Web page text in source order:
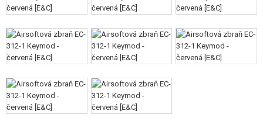
SERVIS A ÚDRŽBA ZBRANÍ
SEBEOBRANA, VÝCVIK, NOŽE
TERČE, STŘELNICE
OUTDOOR A BUSHCRAFT